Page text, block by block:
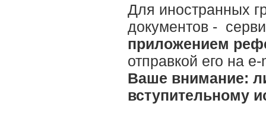
Для иностранных
документов -
приложением
отправкой его на
Ваше внимание:
вступительному